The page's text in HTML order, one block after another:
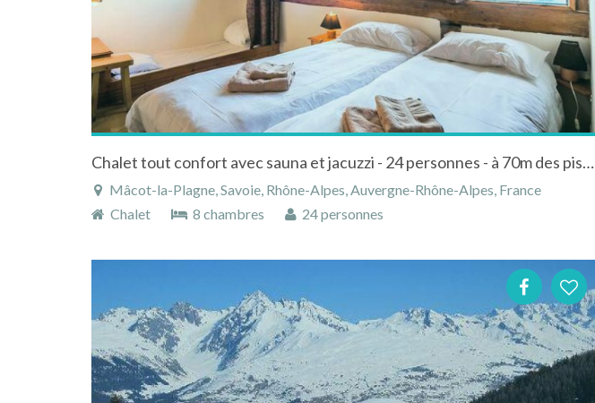
Chalet tout confort avec sauna et jacuzzi - 24 personnes - à 70m des pistes du Paradiski
Mâcot-la-Plagne, Savoie, Rhône-Alpes, Auvergne-Rhône-Alpes, France
Chalet
8 chambres 24 personnes